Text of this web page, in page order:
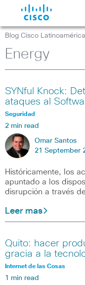
Blog Cisco Latinoamérica
Energy
SYNful Knock:
ataques al
Seguridad
2 min read
Omar Santos
21 September
Históricamente, los
apuntado a los
disrupción a través
Leer mas
Quito: hacer
gracia a la
Internet de las Cosas
1 min read